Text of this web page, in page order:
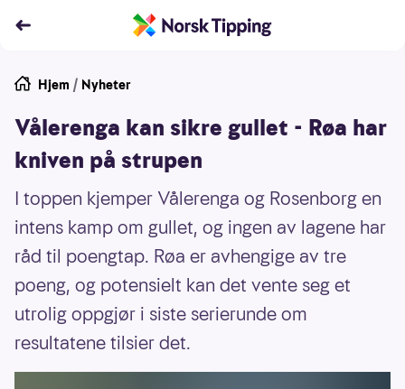
Hjem / Nyheter
Vålerenga kan sikre gullet - Røa har
kniven på strupen
I toppen kjemper Vålerenga og Rosenborg en
intens kamp om gullet, og ingen av lagene har
råd til poengtap. Røa er avhengige av tre
poeng, og potensielt kan det vente seg et
utrolig oppgjør i siste serierunde om
resultatene tilsier det.